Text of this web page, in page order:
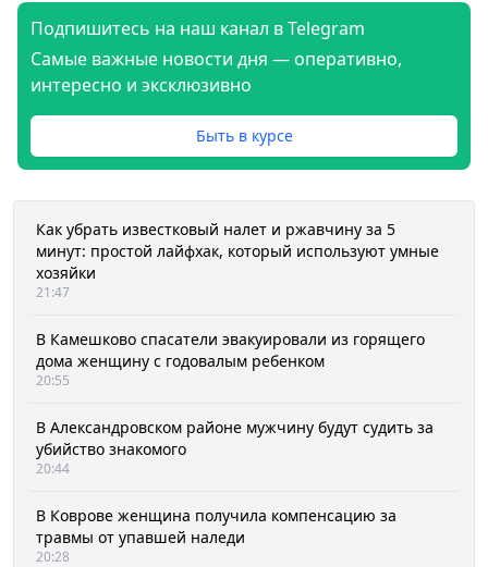
Подпишитесь на наш канал в Telegram
Самые важные новости дня — оперативно,
интересно и эксклюзивно
Быть в курсе
Как убрать известковый налет и ржавчину за 5
минут: простой лайфхак, который используют умные
хозяйки
21:47
В Камешково спасатели эвакуировали из горящего
дома женщину с годовалым ребенком
20:55
В Александровском районе мужчину будут судить за
убийство знакомого
20:44
В Коврове женщина получила компенсацию за
травмы от упавшей наледи
20:28